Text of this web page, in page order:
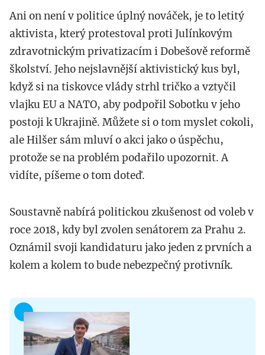
Ani on není v politice úplný nováček, je to letitý
aktivista, který protestoval proti Julínkovým
zdravotnickým privatizacím i Dobešově reformě
školství. Jeho nejslavnější aktivistický kus byl,
když si na tiskovce vlády strhl tričko a vztyčil
vlajku EU a NATO, aby podpořil Sobotku v jeho
postoji k Ukrajině. Můžete si o tom myslet cokoli,
ale Hilšer sám mluví o akci jako o úspěchu,
protože se na problém podařilo upozornit. A
vidíte, píšeme o tom doteď.
Soustavně nabírá politickou zkušenost od voleb v
roce 2018, kdy byl zvolen senátorem za Prahu 2.
Oznámil svoji kandidaturu jako jeden z prvních a
kolem a kolem to bude nebezpečný protivník.